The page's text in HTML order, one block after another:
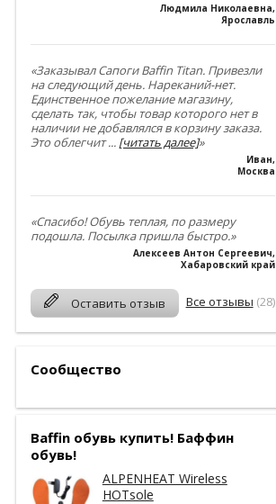
Людмила Николаевна,
Ярославль
«Заказывал Сапоги Baffin Titan. Привезли
на следующий день. Нареканий-нет.
Единственное пожелание магазину,
сделать так, чтобы товар которого нет в
наличии не добавлялся в корзину заказа.
Это облегчит... [читать далее]»
Иван,
Москва
«Спасибо! Обувь теплая, по размеру
подошла. Посылка пришла быстро.»
Алексеев Антон Сергеевич,
Хабаровский край
Оставить отзыв Все отзывы (28)
Сообщество
Baffin обувь купить! Баффин
обувь!
ALPENHEAT Wireless
HOTsole